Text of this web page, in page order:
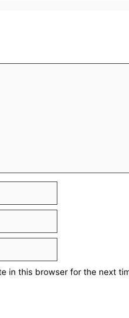
in this browser for the next